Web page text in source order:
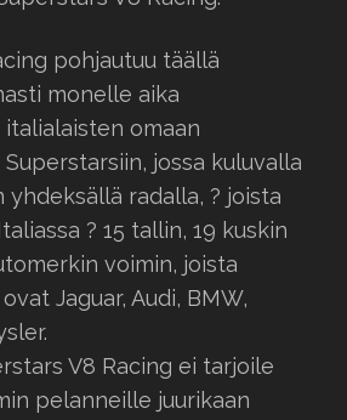
pohjautuu täällä
monelle aika
omaan
jossa kuluvalla
yhdeksällä radalla, ? joista
? 15 tallin, 19 kuskin
voimin, joista
Jaguar, Audi, BMW,
V8 Racing ei tarjoile
pelanneille juurikaan